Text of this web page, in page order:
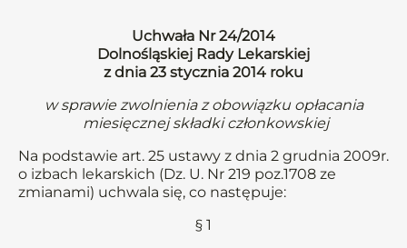
Uchwała Nr 24/2014
Dolnośląskiej Rady Lekarskiej
z dnia 23 stycznia 2014 roku
w sprawie zwolnienia z obowiązku opłacania
miesięcznej składki członkowskiej
Na podstawie art. 25 ustawy z dnia 2 grudnia 2009r.
o izbach lekarskich (Dz. U. Nr 219 poz.1708 ze
zmianami) uchwala się, co następuje:
§ 1